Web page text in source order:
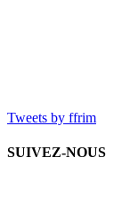
Tweets by ffrim
SUIVEZ-NOUS